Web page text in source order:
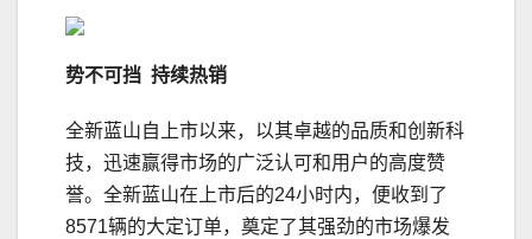
势不可挡 持续热销
全新蓝山自上市以来，以其卓越的品质和创新科
技，迅速赢得市场的广泛认可和用户的高度赞
誉。全新蓝山在上市后的24小时内，便收到了
8571辆的大定订单，奠定了其强劲的市场爆发